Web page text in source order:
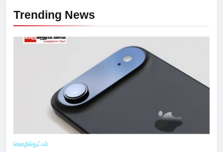
Trending News
தொழில்நுட்பம்